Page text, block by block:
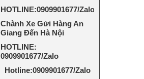
HOTLINE:0909901677/Zalo
Chành Xe Gửi Hàng An
Giang Đến Hà Nội
HOTLINE:
0909901677/Zalo
Hotline:0909901677/Zalo